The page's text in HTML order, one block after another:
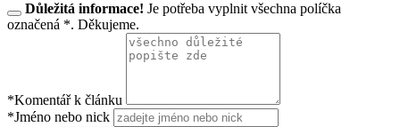
Důležitá informace! Je potřeba vyplnit všechna políčka
označená *. Děkujeme.
*Komentář k článku
*Jméno nebo nick